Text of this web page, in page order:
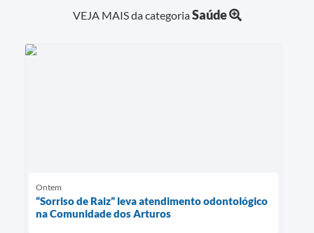
VEJA MAIS da categoriaSaúde
Ontem
“Sorriso de Raiz” leva atendimento odontológico
na Comunidade dos Arturos